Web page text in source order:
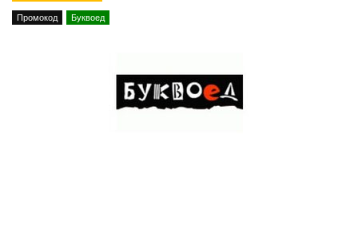
Промокод Буквоед